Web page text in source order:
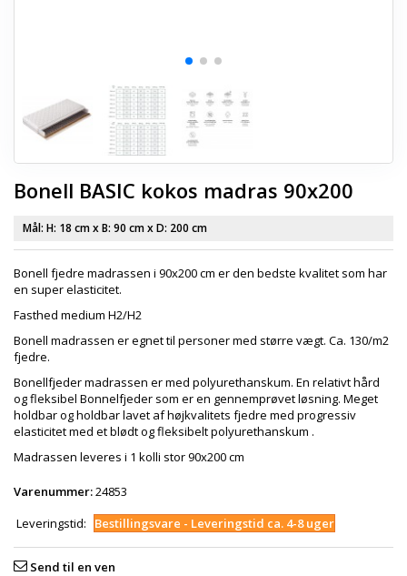
Bonell BASIC kokos madras 90x200
Mål: H: 18 cmx B: 90 cmx D: 200 cm
Bonell fjedre madrassen i 90x200 cm er den bedste kvalitet som har
en super elasticitet.
Fasthed medium H2/H2
Bonell madrassen er egnet til personer med større vægt. Ca. 130/m2
fjedre.
Bonellfjeder madrassen er med polyurethanskum. En relativt hård
og fleksibel Bonnelfjeder som er en gennemprøvet løsning. Meget
holdbar og holdbar lavet af højkvalitets fjedre med progressiv
elasticitet med et blødt og fleksibelt polyurethanskum .
Madrassen leveres i 1 kolli stor 90x200 cm
Varenummer:24853
Leveringstid:
Bestillingsvare - Leveringstid ca. 4-8 uger
Send til en ven